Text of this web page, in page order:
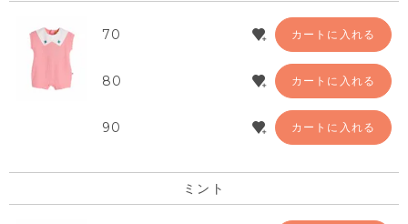
70 カートに入れる
80 カートに入れる
90 カートに入れる
ミント